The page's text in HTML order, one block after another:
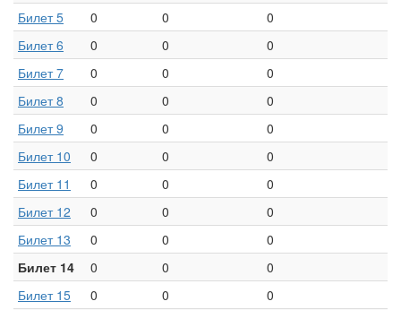
Билет 5
0 0
0
Билет 6
0 0
0
Билет 7
0 0
0
Билет 8
0 0
0
Билет 9
0 0
0
Билет 10
0 0
0
Билет 11
0 0
0
Билет 12
0 0
0
Билет 13
0 0
0
Билет 14
0 0
0
Билет 15
0 0
0